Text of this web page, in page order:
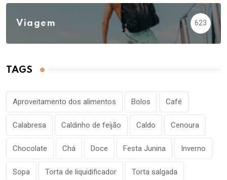
Viagem 623
TAGS
Aproveitamento dos alimentos Bolos Café
Calabresa Caldinho de feijão Caldo Cenoura
Chocolate Chá Doce Festa Junina Inverno
Sopa Torta de liquidificador Torta salgada